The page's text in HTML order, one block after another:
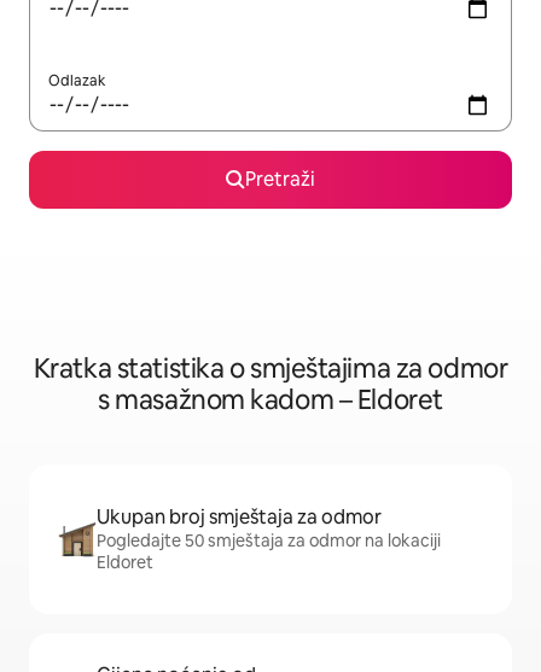
Odlazak
Pretraži
Kratka statistika o smještajima za odmor
s masažnom kadom – Eldoret
Ukupan broj smještaja za odmor
Pogledajte 50 smještaja za odmor na lokaciji
Eldoret